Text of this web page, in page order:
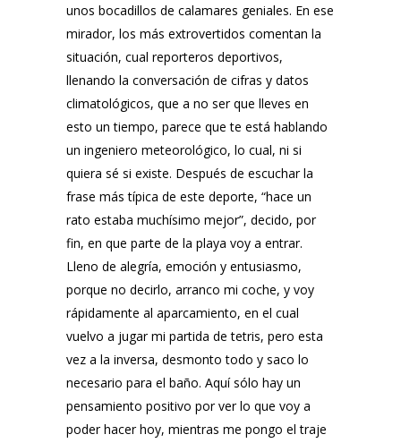
unos bocadillos de calamares geniales. En ese
mirador, los más extrovertidos comentan la
situación, cual reporteros deportivos,
llenando la conversación de cifras y datos
climatológicos, que a no ser que lleves en
esto un tiempo, parece que te está hablando
un ingeniero meteorológico, lo cual, ni si
quiera sé si existe. Después de escuchar la
frase más típica de este deporte, “hace un
rato estaba muchísimo mejor”, decido, por
fin, en que parte de la playa voy a entrar.
Lleno de alegría, emoción y entusiasmo,
porque no decirlo, arranco mi coche, y voy
rápidamente al aparcamiento, en el cual
vuelvo a jugar mi partida de tetris, pero esta
vez a la inversa, desmonto todo y saco lo
necesario para el baño. Aquí sólo hay un
pensamiento positivo por ver lo que voy a
poder hacer hoy, mientras me pongo el traje